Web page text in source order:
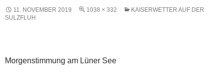
11. NOVEMBER 2019 1038 × 332
KAISERWETTER AUF DER
SULZFLUH
Morgenstimmung am Lüner See